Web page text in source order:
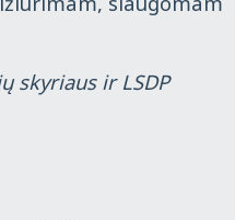
skyriaus ir LSDP